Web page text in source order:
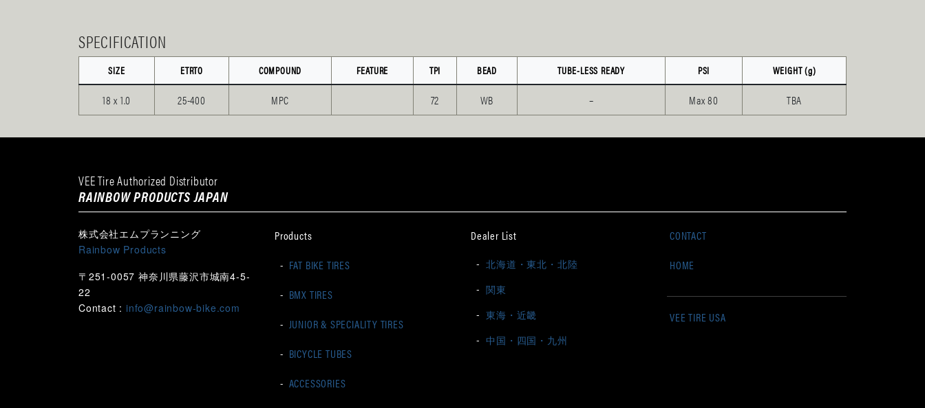
SPECIFICATION
SIZE ETRTO COMPOUND FEATURE TPI BEAD TUBE-LESS READY PSI WEIGHT (g)
18 x 1.0 25-400 MPC 72 WB – Max 80 TBA
VEE Tire Authorized Distributor
RAINBOW PRODUCTS JAPAN
株式会社エムプランニング
Rainbow Products
〒251-0057 神奈川県藤沢市城南4-5-
22
Contact : info@rainbow-bike.com
Products
- FAT BIKE TIRES
- BMX TIRES
- JUNIOR & SPECIALITY TIRES
- BICYCLE TUBES
- ACCESSORIES
Dealer List
- 北海道・東北・北陸
- 関東
- 東海・近畿
- 中国・四国・九州
CONTACT
HOME
VEE TIRE USA